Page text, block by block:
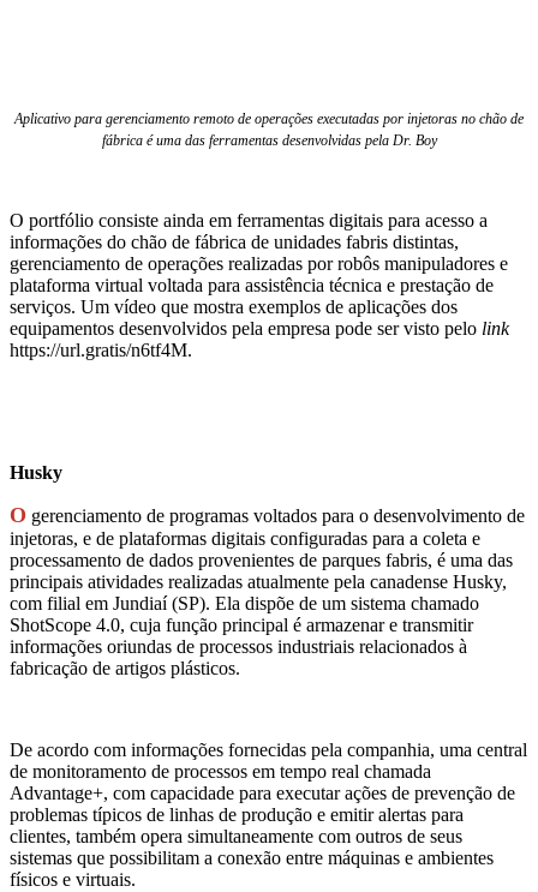
Aplicativo para gerenciamento remoto de operações executadas por injetoras no chão de
fábrica é uma das ferramentas desenvolvidas pela Dr. Boy
O portfólio consiste ainda em ferramentas digitais para acesso a
informações do chão de fábrica de unidades fabris distintas,
gerenciamento de operações realizadas por robôs manipuladores e
plataforma virtual voltada para assistência técnica e prestação de
serviços. Um vídeo que mostra exemplos de aplicações dos
equipamentos desenvolvidos pela empresa pode ser visto pelo link
https://url.gratis/n6tf4M.
Husky
O gerenciamento de programas voltados para o desenvolvimento de
injetoras, e de plataformas digitais configuradas para a coleta e
processamento de dados provenientes de parques fabris, é uma das
principais atividades realizadas atualmente pela canadense Husky,
com filial em Jundiaí (SP). Ela dispõe de um sistema chamado
ShotScope 4.0, cuja função principal é armazenar e transmitir
informações oriundas de processos industriais relacionados à
fabricação de artigos plásticos.
De acordo com informações fornecidas pela companhia, uma central
de monitoramento de processos em tempo real chamada
Advantage+, com capacidade para executar ações de prevenção de
problemas típicos de linhas de produção e emitir alertas para
clientes, também opera simultaneamente com outros de seus
sistemas que possibilitam a conexão entre máquinas e ambientes
físicos e virtuais.